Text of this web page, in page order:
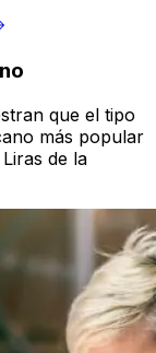
que el tipo
más popular
de la